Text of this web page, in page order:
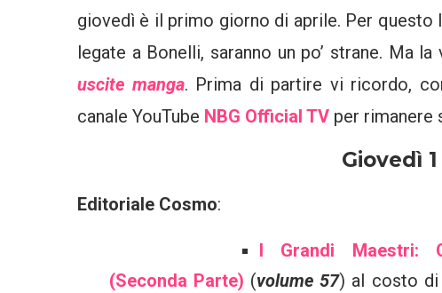
giovedì è il primo giorno di aprile. Per questo
legate a Bonelli, saranno un po’ strane. Ma
uscite manga. Prima di partire vi ricordo,
canale YouTube NBG Official TV per rimanere
Giovedì
Editoriale Cosmo:
I Grandi Maestri:
(Seconda Parte) (volume 57) al costo di